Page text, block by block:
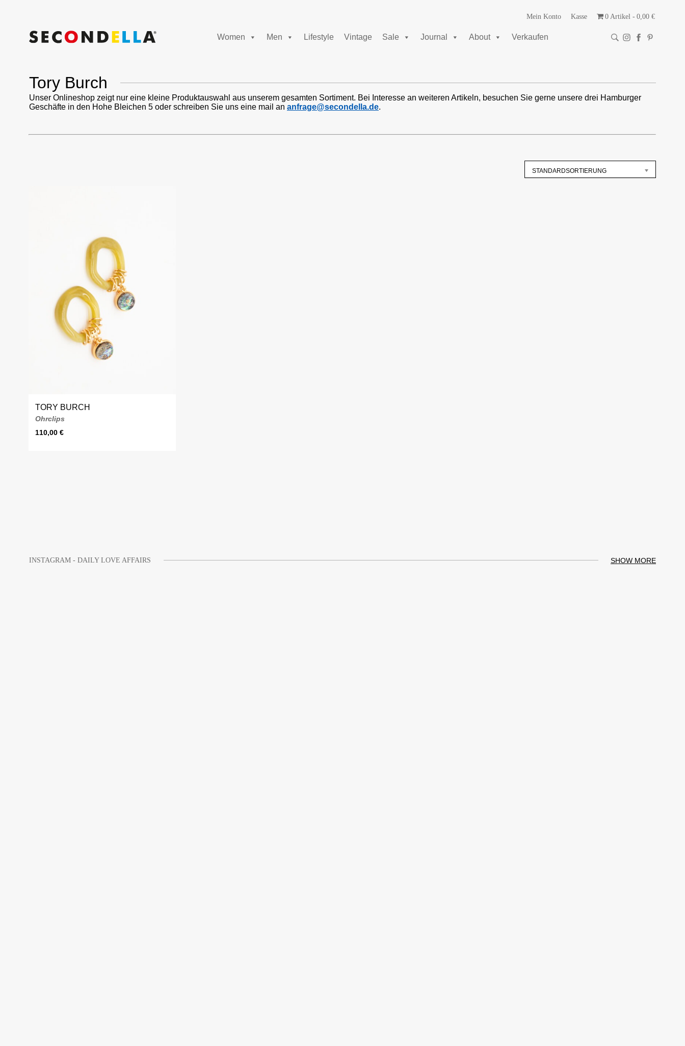
Mein Konto Kasse 0 Artikel 0,00 €
Women Men Lifestyle Vintage Sale Journal About Verkaufen
Tory Burch
Unser Onlineshop zeigt nur eine kleine Produktauswahl aus unserem gesamten Sortiment. Bei Interesse an weiteren Artikeln, besuchen Sie gerne unsere drei Hamburger
Geschäfte in den Hohe Bleichen 5 oder schreiben Sie uns eine mail an anfrage@secondella.de.
STANDARDSORTIERUNG
TORY BURCH
Ohrclips
110,00 €
INSTAGRAM - DAILY LOVE AFFAIRS SHOW MORE